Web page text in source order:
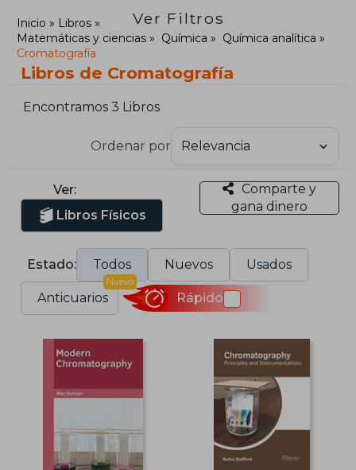
Ver Filtros
Inicio
Libros
Matemáticas y ciencias
Química
Química analítica
Cromatografía
Libros de Cromatografía
Encontramos 3 Libros
Ordenar por
Ver:
Libros Físicos
Comparte y
gana dinero
Estado: Todos Nuevos Usados
Anticuarios
Nuevo
Rápido